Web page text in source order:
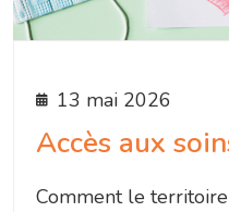
13 mai 2026
Accès aux
Comment le